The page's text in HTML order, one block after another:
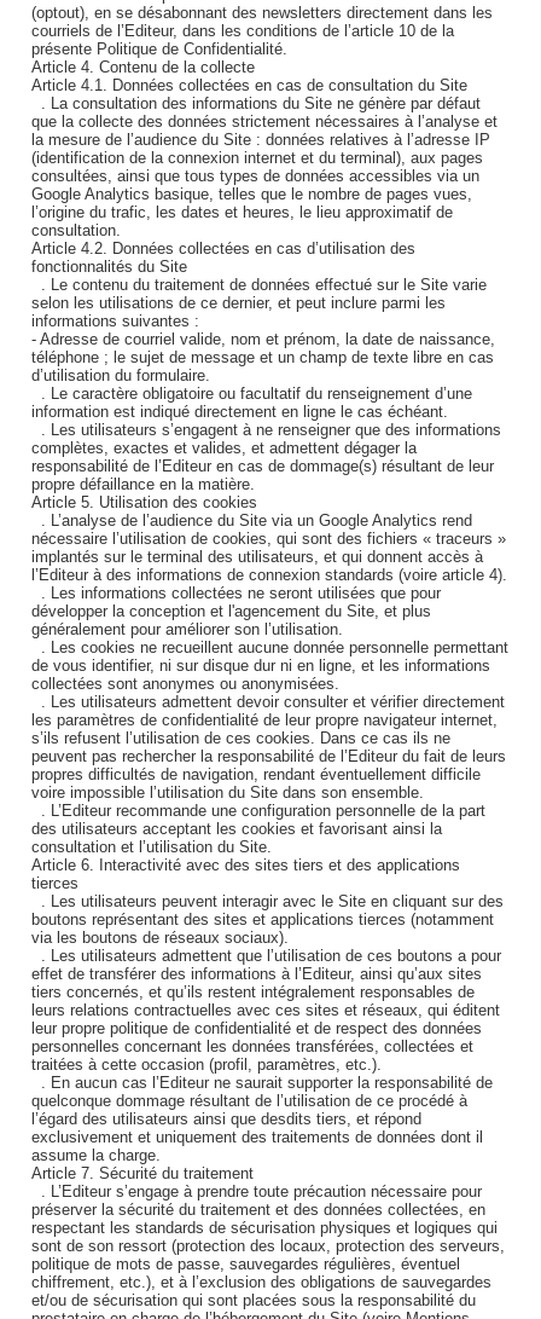
(optout), en se désabonnant des newsletters directement dans les
courriels de l’Editeur, dans les conditions de l’article 10 de la
présente Politique de Confidentialité.
Article 4. Contenu de la collecte
Article 4.1. Données collectées en cas de consultation du Site
. La consultation des informations du Site ne génère par défaut
que la collecte des données strictement nécessaires à l’analyse et
la mesure de l’audience du Site : données relatives à l’adresse IP
(identification de la connexion internet et du terminal), aux pages
consultées, ainsi que tous types de données accessibles via un
Google Analytics basique, telles que le nombre de pages vues,
l’origine du trafic, les dates et heures, le lieu approximatif de
consultation.
Article 4.2. Données collectées en cas d’utilisation des
fonctionnalités du Site
. Le contenu du traitement de données effectué sur le Site varie
selon les utilisations de ce dernier, et peut inclure parmi les
informations suivantes :
- Adresse de courriel valide, nom et prénom, la date de naissance,
téléphone ; le sujet de message et un champ de texte libre en cas
d’utilisation du formulaire.
. Le caractère obligatoire ou facultatif du renseignement d’une
information est indiqué directement en ligne le cas échéant.
. Les utilisateurs s’engagent à ne renseigner que des informations
complètes, exactes et valides, et admettent dégager la
responsabilité de l’Editeur en cas de dommage(s) résultant de leur
propre défaillance en la matière.
Article 5. Utilisation des cookies
. L’analyse de l’audience du Site via un Google Analytics rend
nécessaire l’utilisation de cookies, qui sont des fichiers « traceurs »
implantés sur le terminal des utilisateurs, et qui donnent accès à
l’Editeur à des informations de connexion standards (voire article 4).
. Les informations collectées ne seront utilisées que pour
développer la conception et l'agencement du Site, et plus
généralement pour améliorer son l’utilisation.
. Les cookies ne recueillent aucune donnée personnelle permettant
de vous identifier, ni sur disque dur ni en ligne, et les informations
collectées sont anonymes ou anonymisées.
. Les utilisateurs admettent devoir consulter et vérifier directement
les paramètres de confidentialité de leur propre navigateur internet,
s’ils refusent l’utilisation de ces cookies. Dans ce cas ils ne
peuvent pas rechercher la responsabilité de l’Editeur du fait de leurs
propres difficultés de navigation, rendant éventuellement difficile
voire impossible l’utilisation du Site dans son ensemble.
. L’Editeur recommande une configuration personnelle de la part
des utilisateurs acceptant les cookies et favorisant ainsi la
consultation et l’utilisation du Site.
Article 6. Interactivité avec des sites tiers et des applications
tierces
. Les utilisateurs peuvent interagir avec le Site en cliquant sur des
boutons représentant des sites et applications tierces (notamment
via les boutons de réseaux sociaux).
. Les utilisateurs admettent que l’utilisation de ces boutons a pour
effet de transférer des informations à l’Editeur, ainsi qu’aux sites
tiers concernés, et qu’ils restent intégralement responsables de
leurs relations contractuelles avec ces sites et réseaux, qui éditent
leur propre politique de confidentialité et de respect des données
personnelles concernant les données transférées, collectées et
traitées à cette occasion (profil, paramètres, etc.).
. En aucun cas l’Editeur ne saurait supporter la responsabilité de
quelconque dommage résultant de l’utilisation de ce procédé à
l’égard des utilisateurs ainsi que desdits tiers, et répond
exclusivement et uniquement des traitements de données dont il
assume la charge.
Article 7. Sécurité du traitement
. L’Editeur s’engage à prendre toute précaution nécessaire pour
préserver la sécurité du traitement et des données collectées, en
respectant les standards de sécurisation physiques et logiques qui
sont de son ressort (protection des locaux, protection des serveurs,
politique de mots de passe, sauvegardes régulières, éventuel
chiffrement, etc.), et à l’exclusion des obligations de sauvegardes
et/ou de sécurisation qui sont placées sous la responsabilité du